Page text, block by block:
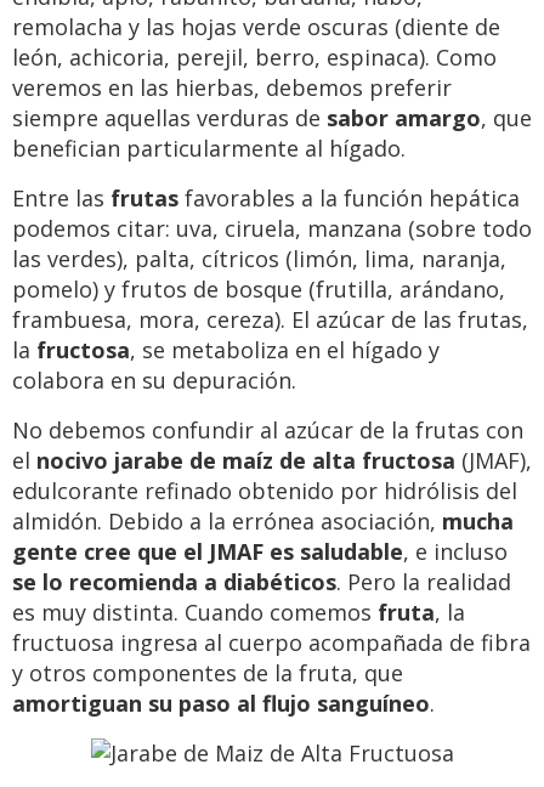
remolacha y las hojas verde oscuras (diente de
león, achicoria, perejil, berro, espinaca). Como
veremos en las hierbas, debemos preferir
siempre aquellas verduras de sabor amargo, que
benefician particularmente al hígado.
Entre las frutas favorables a la función hepática
podemos citar: uva, ciruela, manzana (sobre todo
las verdes), palta, cítricos (limón, lima, naranja,
pomelo) y frutos de bosque (frutilla, arándano,
frambuesa, mora, cereza). El azúcar de las frutas,
la fructosa, se metaboliza en el hígado y
colabora en su depuración.
No debemos confundir al azúcar de la frutas con
el nocivo jarabe de maíz de alta fructosa (JMAF),
edulcorante refinado obtenido por hidrólisis del
almidón. Debido a la errónea asociación, mucha
gente cree que el JMAF es saludable, e incluso
se lo recomienda a diabéticos. Pero la realidad
es muy distinta. Cuando comemos fruta, la
fructuosa ingresa al cuerpo acompañada de fibra
y otros componentes de la fruta, que
amortiguan su paso al flujo sanguíneo.